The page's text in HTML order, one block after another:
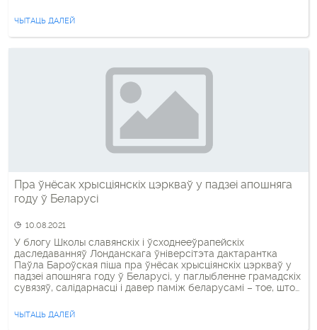
философский склад ума, поделился, как изменилась его
жизнь за последний год. — Прошлой осенью вы […]
ЧЫТАЦЬ ДАЛЕЙ
Пра ўнёсак хрысціянскіх цэркваў у падзеі апошняга
году ў Беларусі
10.08.2021
У блогу Школы славянскіх і ўсходнееўрапейскіх
даследаванняў Лонданскага ўніверсітэта дактарантка
Паўла Бароўская піша пра ўнёсак хрысціянскіх цэркваў у
падзеі апошняга году ў Беларусі, у паглыбленне грамадскіх
сувязяў, салідарнасці і давер паміж беларусамі – тое, што
разглядае гэтыя працэсы праз прызму беларускай талакі –
сумеснай працы на агульную карысць, для перамогі […]
ЧЫТАЦЬ ДАЛЕЙ